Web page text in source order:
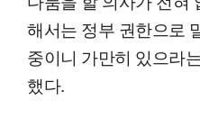
해서는 정부 권한으로
중이니 가만히 있으라
했다.